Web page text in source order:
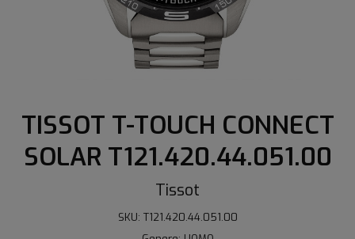
TISSOT T-TOUCH CONNECT
SOLAR T121.420.44.051.00
Tissot
SKU: T121.420.44.051.00